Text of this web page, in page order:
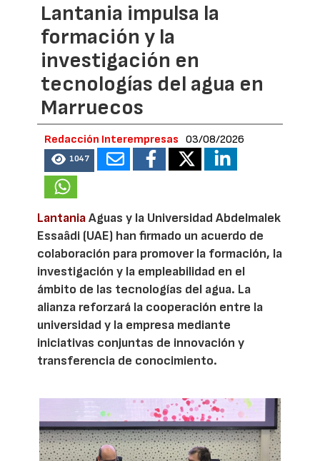
Lantania impulsa la
formación y la
investigación en
tecnologías del agua en
Marruecos
Redacción Interempresas 03/08/2026
1047
LantaniaAguas y la Universidad Abdelmalek
Essaâdi (UAE) han firmado un acuerdo de
colaboración para promover la formación, la
investigación y la empleabilidad en el
ámbito de las tecnologías del agua. La
alianza reforzará la cooperación entre la
universidad y la empresa mediante
iniciativas conjuntas de innovación y
transferencia de conocimiento.